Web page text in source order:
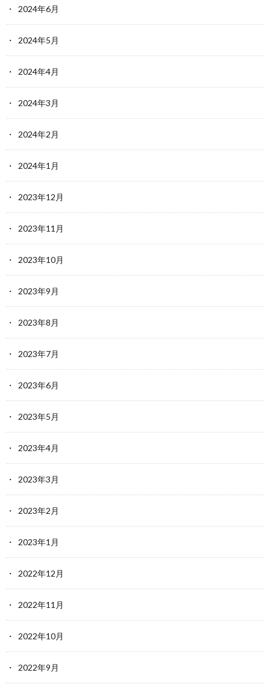
2024年6月
2024年5月
2024年4月
2024年3月
2024年2月
2024年1月
2023年12月
2023年11月
2023年10月
2023年9月
2023年8月
2023年7月
2023年6月
2023年5月
2023年4月
2023年3月
2023年2月
2023年1月
2022年12月
2022年11月
2022年10月
2022年9月